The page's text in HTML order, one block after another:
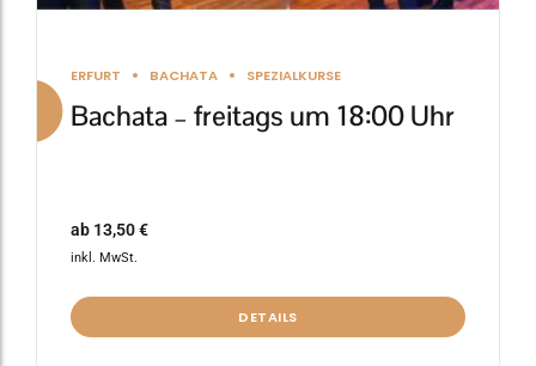
ERFURT BACHATA SPEZIALKURSE
Bachata – freitags um 18:00 Uhr
ab 13,50€
inkl. MwSt.
DETAILS